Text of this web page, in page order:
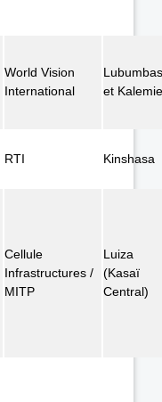
World Vision
International
et Kalemie
RTI Kinshasa
Cellule
Infrastructures /
MITP
Luiza
(Kasaï
Central)